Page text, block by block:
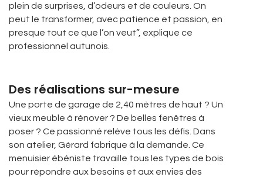
plein de surprises, d’odeurs et de couleurs. On
peut le transformer, avec patience et passion, en
presque tout ce que l’on veut”, explique ce
professionnel autunois.
Des réalisations sur-mesure
Une porte de garage de 2,40 mètres de haut ? Un
vieux meuble à rénover ? De belles fenêtres à
poser ? Ce passionné relève tous les défis. Dans
son atelier, Gérard fabrique à la demande. Ce
menuisier ébéniste travaille tous les types de bois
pour répondre aux besoins et aux envies des